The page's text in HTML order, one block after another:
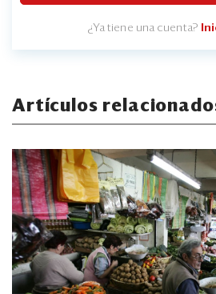
¿Ya tiene una cuenta?
Artículos